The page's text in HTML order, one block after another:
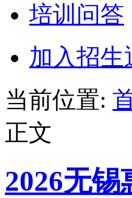
培训问答
加入招生
当前位置:
正文
2026无